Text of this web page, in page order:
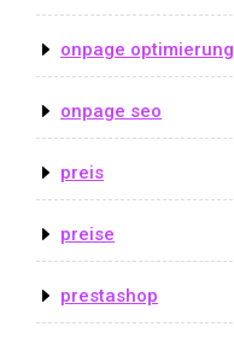
onpage optimierung
onpage seo
preis
preise
prestashop